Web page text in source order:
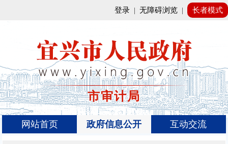
登录 | 无障碍浏览 | 长者模式
市审计局
网站首页 政府信息公开 互动交流